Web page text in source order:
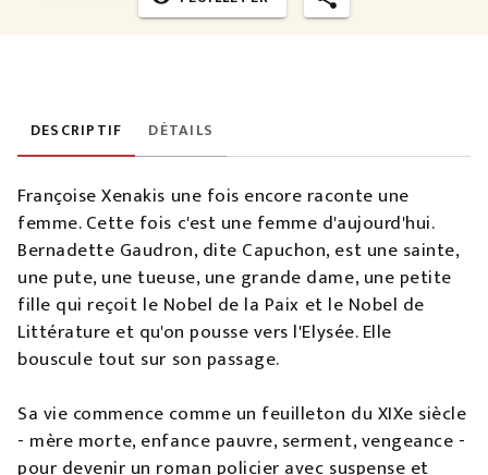
DESCRIPTIF DÉTAILS
Françoise Xenakis une fois encore raconte une
femme. Cette fois c'est une femme d'aujourd'hui.
Bernadette Gaudron, dite Capuchon, est une sainte,
une pute, une tueuse, une grande dame, une petite
fille qui reçoit le Nobel de la Paix et le Nobel de
Littérature et qu'on pousse vers l'Elysée. Elle
bouscule tout sur son passage.
Sa vie commence comme un feuilleton du XIXe siècle
- mère morte, enfance pauvre, serment, vengeance -
pour devenir un roman policier avec suspense et